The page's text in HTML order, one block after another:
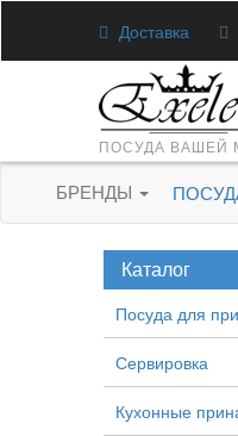
Доставка
ПОСУДА ВАШЕЙ
БРЕНДЫ
Каталог
Посуда для
Сервировка
Кухонные